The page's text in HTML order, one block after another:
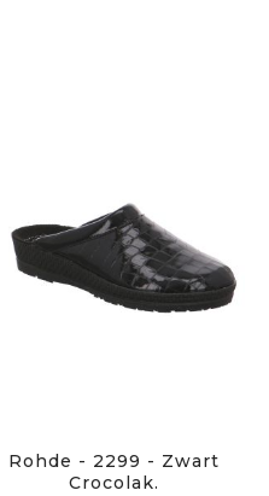
Rohde - 2299 - Zwart
Crocolak.